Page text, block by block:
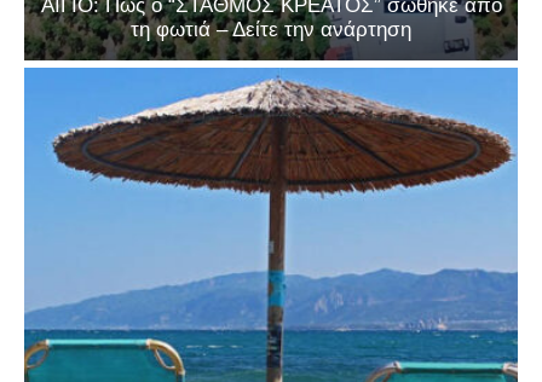
ΑΙΓΙΟ: Πώς ο “ΣΤΑΘΜΟΣ ΚΡΕΑΤΟΣ” σώθηκε από
τη φωτιά – Δείτε την ανάρτηση